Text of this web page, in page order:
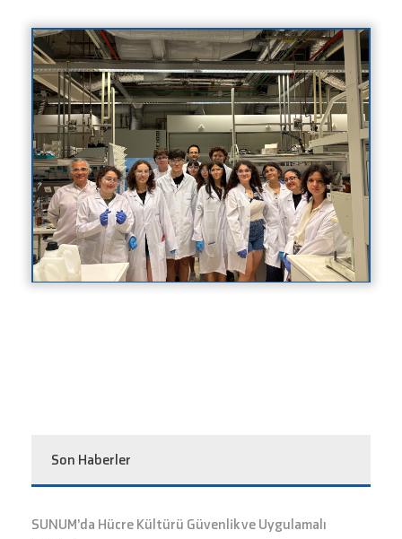
Son Haberler
SUNUM’da Hücre Kültürü Güvenlik ve Uygulamalı